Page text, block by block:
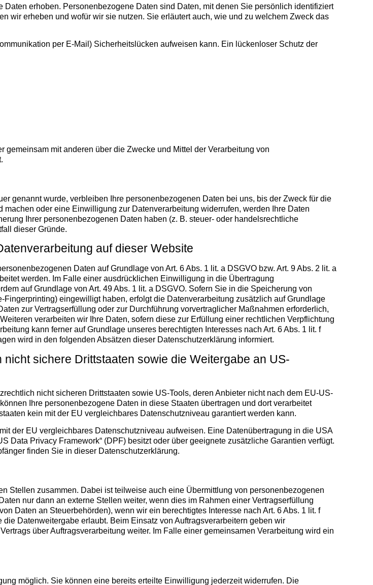
erhoben. Personenbezogene Daten sind Daten, mit denen Sie persönlich identifiziert
wir erheben und wofür wir sie nutzen. Sie erläutert auch, wie und zu welchem Zweck das
per E-Mail) Sicherheitslücken aufweisen kann. Ein lückenloser Schutz der
mit anderen über die Zwecke und Mittel der Verarbeitung von
genannt wurde, verbleiben Ihre personenbezogenen Daten bei uns, bis der Zweck für die
oder eine Einwilligung zur Datenverarbeitung widerrufen, werden Ihre Daten
Ihrer personenbezogenen Daten haben (z. B. steuer- oder handelsrechtliche
dieser Gründe.
auf dieser Website
Daten auf Grundlage von Art. 6 Abs. 1 lit. a DSGVO bzw. Art. 9 Abs. 2 lit. a
werden. Im Falle einer ausdrücklichen Einwilligung in die Übertragung
auf Grundlage von Art. 49 Abs. 1 lit. a DSGVO. Sofern Sie in die Speicherung von
eingewilligt haben, erfolgt die Datenverarbeitung zusätzlich auf Grundlage
zur Vertragserfüllung oder zur Durchführung vorvertraglicher Maßnahmen erforderlich,
verarbeiten wir Ihre Daten, sofern diese zur Erfüllung einer rechtlichen Verpflichtung
kann ferner auf Grundlage unseres berechtigten Interesses nach Art. 6 Abs. 1 lit. f
wird in den folgenden Absätzen dieser Datenschutzerklärung informiert.
sichere Drittstaaten sowie die Weitergabe an US-
nicht sicheren Drittstaaten sowie US-Tools, deren Anbieter nicht nach dem EU-US-
Ihre personenbezogene Daten in diese Staaten übertragen und dort verarbeitet
kein mit der EU vergleichbares Datenschutzniveau garantiert werden kann.
der EU vergleichbares Datenschutzniveau aufweisen. Eine Datenübertragung in die USA
Data Privacy Framework“ (DPF) besitzt oder über geeignete zusätzliche Garantien verfügt.
finden Sie in dieser Datenschutzerklärung.
Stellen zusammen. Dabei ist teilweise auch eine Übermittlung von personenbezogenen
nur dann an externe Stellen weiter, wenn dies im Rahmen einer Vertragserfüllung
Daten an Steuerbehörden), wenn wir ein berechtigtes Interesse nach Art. 6 Abs. 1 lit. f
Datenweitergabe erlaubt. Beim Einsatz von Auftragsverarbeitern geben wir
über Auftragsverarbeitung weiter. Im Falle einer gemeinsamen Verarbeitung wird ein
möglich. Sie können eine bereits erteilte Einwilligung jederzeit widerrufen. Die